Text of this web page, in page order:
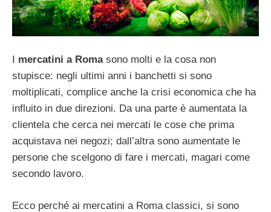
mercatini a Romasono molti e la cosa non
stupisce: negli ultimi anni i banchetti si sono
moltiplicati, complice anche la crisi economica che ha
influito in due direzioni. Da una parte è aumentata la
clientela che cerca nei mercati le cose che prima
acquistava nei negozi; dall’altra sono aumentate le
persone che scelgono di fare i mercati, magari come
secondo lavoro.
Ecco perché ai mercatini a Roma classici, si sono